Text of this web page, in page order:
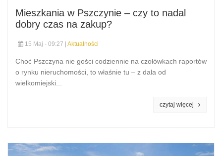
Mieszkania w Pszczynie – czy to nadal
dobry czas na zakup?
15 Maj - 09:27 | Aktualności
Choć Pszczyna nie gości codziennie na czołówkach raportów
o rynku nieruchomości, to właśnie tu – z dala od
wielkomiejski...